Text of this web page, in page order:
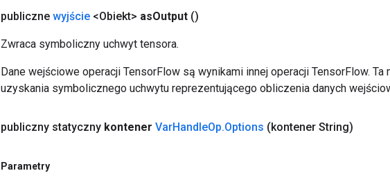
publiczne wyjście <Obiekt> asOutput ()
Zwraca symboliczny uchwyt tensora.
Dane wejściowe operacji TensorFlow są wynikami innej operacji TensorFlow. Ta
uzyskania symbolicznego uchwytu reprezentującego obliczenia danych
publiczny statyczny kontener VarHandleOp.Options (kontener String)
Parametry